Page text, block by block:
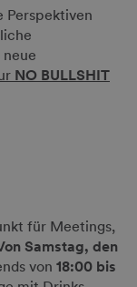
Perspektiven
neue
NO BULLSHIT
für Meetings,
Samstag, den
von 18:00 bis